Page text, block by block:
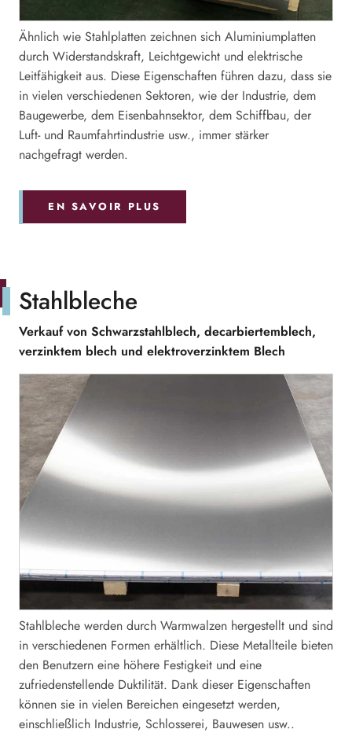
Ähnlich wie Stahlplatten zeichnen sich Aluminiumplatten
durch Widerstandskraft, Leichtgewicht und elektrische
Leitfähigkeit aus. Diese Eigenschaften führen dazu, dass sie
in vielen verschiedenen Sektoren, wie der Industrie, dem
Baugewerbe, dem Eisenbahnsektor, dem Schiffbau, der
Luft- und Raumfahrtindustrie usw., immer stärker
nachgefragt werden.
EN SAVOIR PLUS
Verkauf von Schwarzstahlblech, decarbiertemblech,
verzinktem blech und elektroverzinktem Blech
Stahlbleche
Stahlbleche werden durch Warmwalzen hergestellt und sind
in verschiedenen Formen erhältlich. Diese Metallteile bieten
den Benutzern eine höhere Festigkeit und eine
zufriedenstellende Duktilität. Dank dieser Eigenschaften
können sie in vielen Bereichen eingesetzt werden,
einschließlich Industrie, Schlosserei, Bauwesen usw..